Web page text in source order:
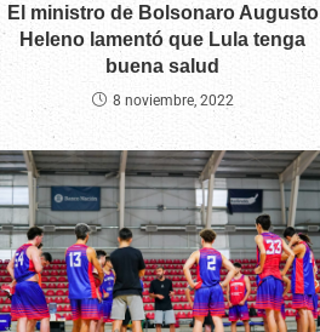
El ministro de Bolsonaro Augusto
Heleno lamentó que Lula tenga
buena salud
8 noviembre, 2022